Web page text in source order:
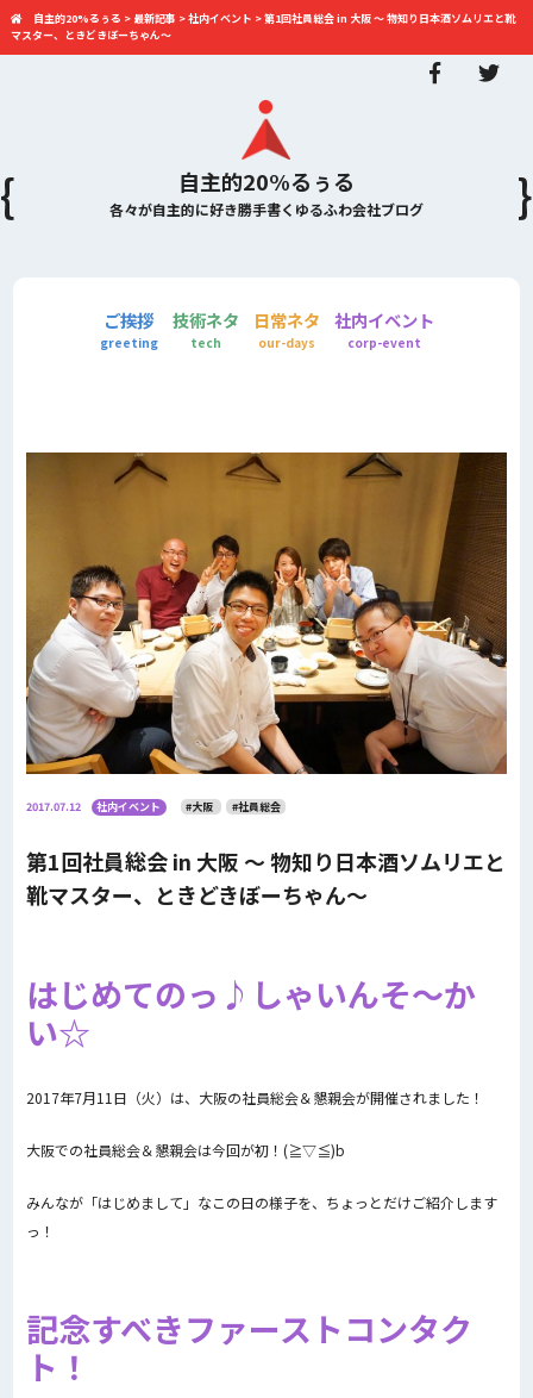
自主的20%るぅる
各々が自主的に好き勝手書くゆるふわ会社ブログ
自主的20%るぅる > 最新記事 >社内イベント >第1回社員総会 in 大阪 〜 物知り日本酒ソムリエと靴
マスター、ときどきぼーちゃん〜
ご挨拶
greeting
技術ネタ
tech
日常ネタ
our-days
社内イベント
corp-event
2017.07.12 社内イベント #大阪 #社員総会
第1回社員総会 in 大阪 〜 物知り日本酒ソムリエと
靴マスター、ときどきぼーちゃん〜
はじめてのっ♪しゃいんそ〜か
い☆
2017年7月11日（火）は、大阪の社員総会＆懇親会が開催されました！
大阪での社員総会＆懇親会は今回が初！(≧▽≦)b
みんなが「はじめまして」なこの日の様子を、ちょっとだけご紹介します
っ！
記念すべきファーストコンタク
ト！